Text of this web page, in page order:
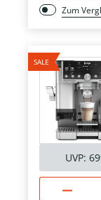
Zum
SALE
UVP: